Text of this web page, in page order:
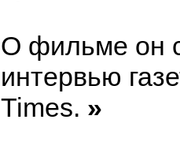
О фильме он
интервью
Times. »